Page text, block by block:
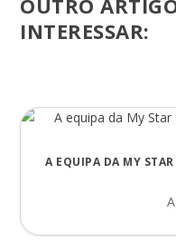
OUTRO
INTERESSAR:
A EQUIPA DA MY